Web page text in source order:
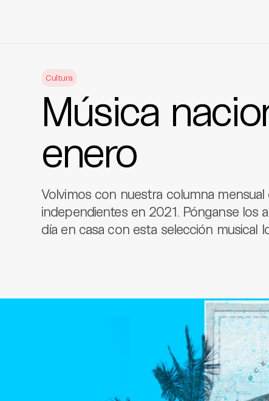
Cultura
Música
enero
Volvimos con nuestra columna
independientes en 2021. Pónganse los
día en casa con esta selección musical